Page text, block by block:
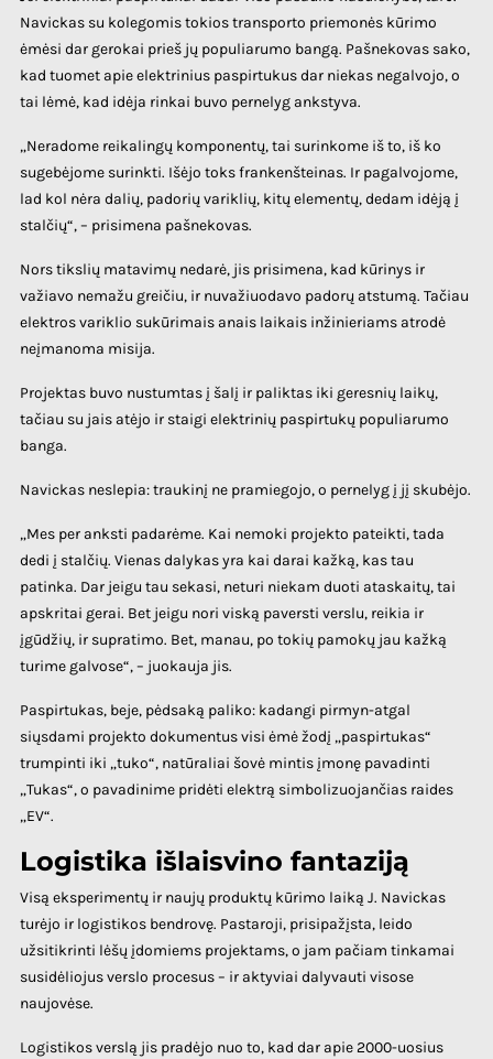
Navickas su kolegomis tokios transporto priemonės kūrimo
ėmėsi dar gerokai prieš jų populiarumo bangą. Pašnekovas sako,
kad tuomet apie elektrinius paspirtukus dar niekas negalvojo, o
tai lėmė, kad idėja rinkai buvo pernelyg ankstyva.
„Neradome reikalingų komponentų, tai surinkome iš to, iš ko
sugebėjome surinkti. Išėjo toks frankenšteinas. Ir pagalvojome,
lad kol nėra dalių, padorių variklių, kitų elementų, dedam idėją į
stalčių“, – prisimena pašnekovas.
Nors tikslių matavimų nedarė, jis prisimena, kad kūrinys ir
važiavo nemažu greičiu, ir nuvažiuodavo padorų atstumą. Tačiau
elektros variklio sukūrimais anais laikais inžinieriams atrodė
neįmanoma misija.
Projektas buvo nustumtas į šalį ir paliktas iki geresnių laikų,
tačiau su jais atėjo ir staigi elektrinių paspirtukų populiarumo
banga.
Navickas neslepia: traukinį ne pramiegojo, o pernelyg į jį skubėjo.
„Mes per anksti padarėme. Kai nemoki projekto pateikti, tada
dedi į stalčių. Vienas dalykas yra kai darai kažką, kas tau
patinka. Dar jeigu tau sekasi, neturi niekam duoti ataskaitų, tai
apskritai gerai. Bet jeigu nori viską paversti verslu, reikia ir
įgūdžių, ir supratimo. Bet, manau, po tokių pamokų jau kažką
turime galvose“, – juokauja jis.
Paspirtukas, beje, pėdsaką paliko: kadangi pirmyn-atgal
siųsdami projekto dokumentus visi ėmė žodį „paspirtukas“
trumpinti iki „tuko“, natūraliai šovė mintis įmonę pavadinti
„Tukas“, o pavadinime pridėti elektrą simbolizuojančias raides
„EV“.
Logistika išlaisvino fantaziją
Visą eksperimentų ir naujų produktų kūrimo laiką J. Navickas
turėjo ir logistikos bendrovę. Pastaroji, prisipažįsta, leido
užsitikrinti lėšų įdomiems projektams, o jam pačiam tinkamai
susidėliojus verslo procesus – ir aktyviai dalyvauti visose
naujovėse.
Logistikos verslą jis pradėjo nuo to, kad dar apie 2000-uosius